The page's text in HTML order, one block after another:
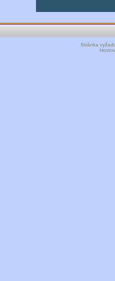
Stránka